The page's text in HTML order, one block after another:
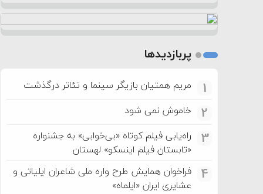
پربازدیدها
1 مریم همتیان بازیگر سینما و تئاتر درگذشت
2 خاموش نمی شود
3
راه‌یابی فیلم کوتاه «بی‌خوابی» به جشنواره
«تابستان فیلم اینسکو» لهستان
4
فراخوان همایش طرح واره ملی شاعران ایلیاتی و
عشایری ایران «ایلماه»